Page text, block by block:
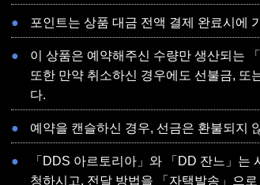
포인트는 상품 대금 전액 결제 완료시에
이 상품은 예약해주신 수량만 생산되는
또한 만약 취소하신 경우에도 선불금, 또
다.
예약을 캔슬하신 경우, 선금은 환불되지
「DDS 아르토리아」와 「DD 잔느」
청하시고, 전달 방법을 「자택발송」으